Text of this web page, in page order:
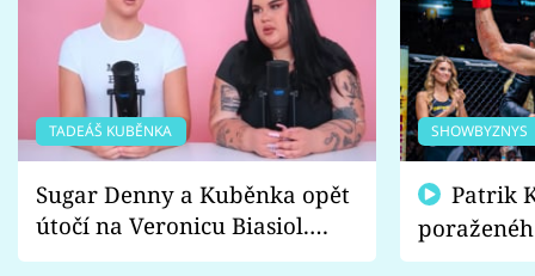
TADEÁŠ KUBĚNKA
Sugar Denny a Kuběnka opět
útočí na Veronicu Biasiol.
Proč je podle nich falešná a
SHOWBYZNYS
fanoušci